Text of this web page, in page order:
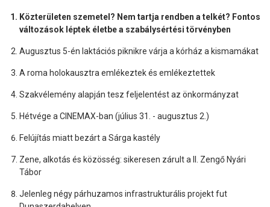
Közterületen szemetel? Nem tartja rendben a telkét? Fontos
változások léptek életbe a szabálysértési törvényben
Augusztus 5-én laktációs piknikre várja a kórház a kismamákat
A roma holokausztra emlékeztek és emlékeztettek
Szakvélemény alapján tesz feljelentést az önkormányzat
Hétvége a CINEMAX-ban (július 31. - augusztus 2.)
Felújítás miatt bezárt a Sárga kastély
Zene, alkotás és közösség: sikeresen zárult a II. Zengő Nyári
Tábor
Jelenleg négy párhuzamos infrastrukturális projekt fut